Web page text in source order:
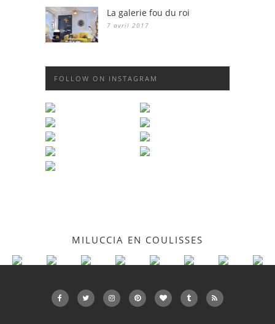
La galerie fou du roi
7 avril 2017
FOLLOW ON INSTAGRAM
MILUCCIA EN COULISSES